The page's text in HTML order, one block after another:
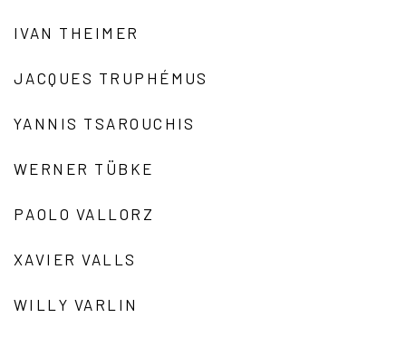
IVAN THEIMER
JACQUES TRUPHÉMUS
YANNIS TSAROUCHIS
WERNER TÜBKE
PAOLO VALLORZ
XAVIER VALLS
WILLY VARLIN